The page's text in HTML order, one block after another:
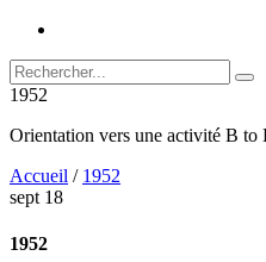
1952
Orientation vers une activité B to
Accueil / 1952
sept 18
1952